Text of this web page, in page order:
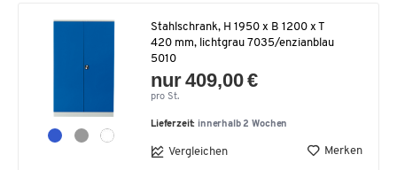
Stahlschrank, H 1950 x B 1200 x T
420 mm, lichtgrau 7035/enzianblau
5010
nur 409,00 €
pro St.
Lieferzeit: innerhalb 2 Wochen
Vergleichen Merken